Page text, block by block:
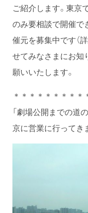
ご紹介します。東京
のみ要相談で開催で
催元を募集中です（
せてみなさまにお知
願いいたします。
＊＊＊＊＊＊＊＊
「劇場公開までの道
京に営業に行ってき